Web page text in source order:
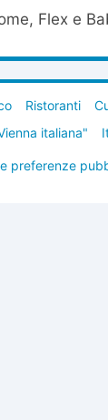
Flex e
Ristoranti
italiana"
preferenze